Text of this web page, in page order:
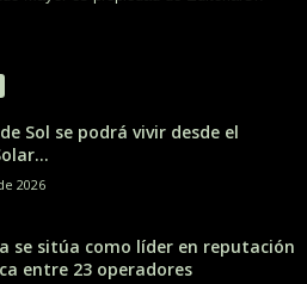
Sol se podrá vivir desde el
2026
se sitúa como líder en reputación
entre 23 operadores